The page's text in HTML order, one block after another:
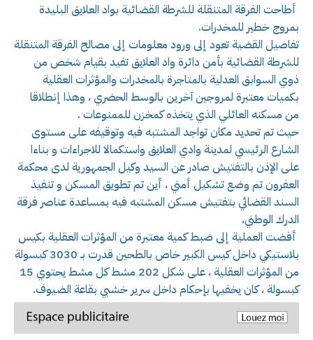
أطاحت الفرقة المتنقلة للشرطة القضائية بواد العلايق البليدة
بمروج خطير للمخدرات.
تفاصيل القضية تعود إلى ورود معلومات إلى مصالح الفرقة المتنقلة
للشرطة القضائية بأمن دائرة واد العلايق تفيد بقيام شخص من
ذوي السوابق العدلية بالمتاجرة بالمخدرات والمؤثرات العقلية
بكميات معتبرة لمروجين آخرين بالوسط الحضري ، وهذا إنطلاقا
من مسكنه العائلي الذي يتخذه كمخزن للممنوعات .
حيث تم تحديد مكان تواجد المشتبه فيه وتوقيفه على مستوى
الشارع الرئيسي لمدينة وادي العلايق واستكمالا للاجراءات و بناءا
على الإذن بالتفتيش صادر عن السيد وكيل الجمهورية لدى محكمة
العفرون تم وضع تشكيل أمني ، أين تم تطويق المسكن و تنفيذ
السند القضائي بتفتيش مسكن المشتبه فيه بمساعدة عناصر فرقة
الدرك الوطني،
أفضت العملية إلى ضبط كمية معتبرة من المؤثرات العقلية بكيس
بلاستيكي داخل كيس الكبير خاص بالطحين قدرت بـ 3030 كبسولة
من المؤثرات العقلية ، على شكل 202 مشط كل مشط يحتوي 15
كبسولة ، كان يخفيها بإحكام داخل سرير خشبي بقاعة الضيوف.